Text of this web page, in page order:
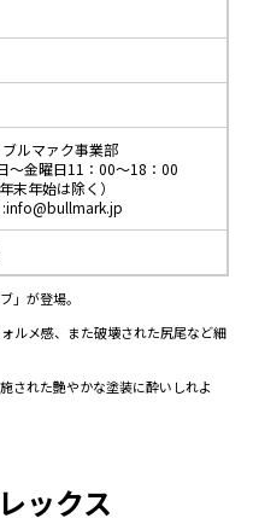
ルマァク事業部
～金曜日11：00～18：00
末年始は除く）
:info@bullmark.jp
」が登場。
ルメ感、また破壊された尻尾など細
された艶やかな塗装に酔いしれよ
ックス